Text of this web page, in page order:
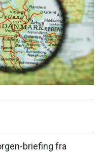
briefing fra